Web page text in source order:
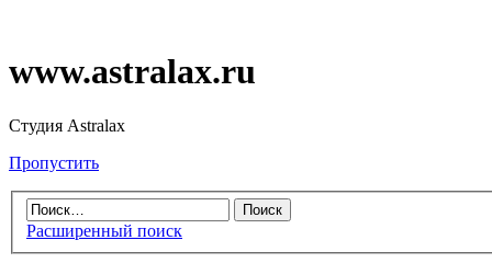
www.astralax.ru
Студия Astralax
Пропустить
Расширенный поиск